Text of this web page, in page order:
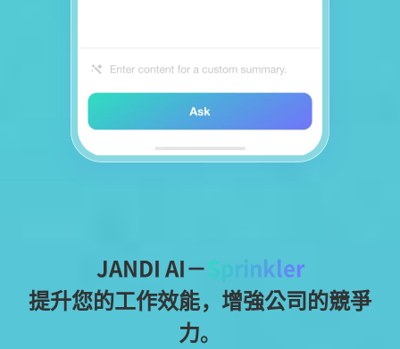
JANDI AI－Sprinkler
提升您的工作效能，增強公司的競爭
力。